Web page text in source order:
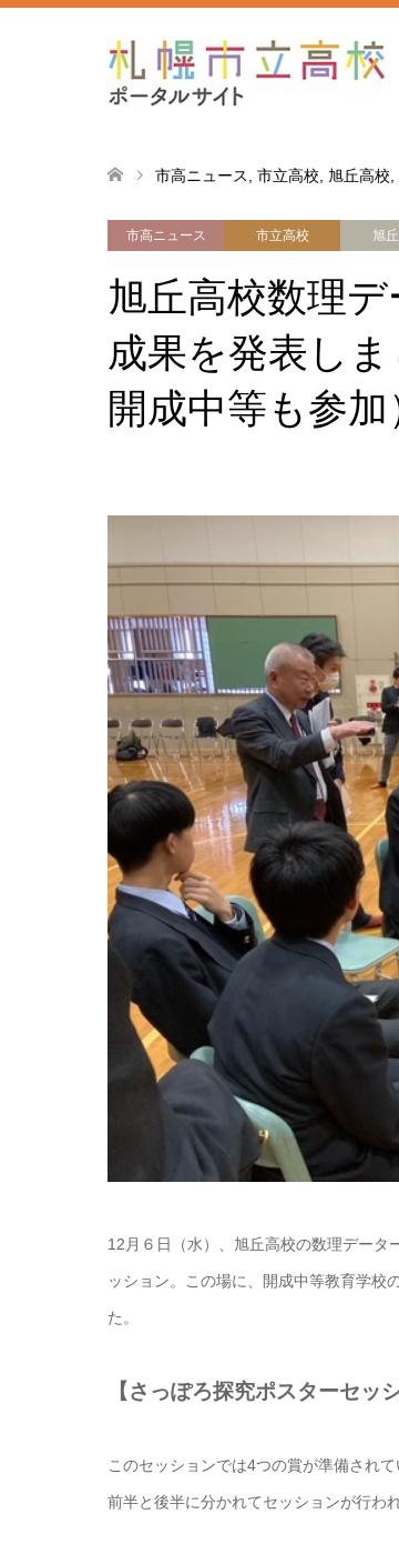
市高ニュース 市立高校 旭丘高校
市高ニュース 市立高校 旭
旭丘高校数理
成果を発表し
開成中等も参加
12月６日（水）、旭丘高校の数理データ
ッション。この場に、開成中等教育学校
た。
【さっぽろ探究ポスターセ
このセッションでは4つの賞が準備され
前半と後半に分かれてセッションが行われ